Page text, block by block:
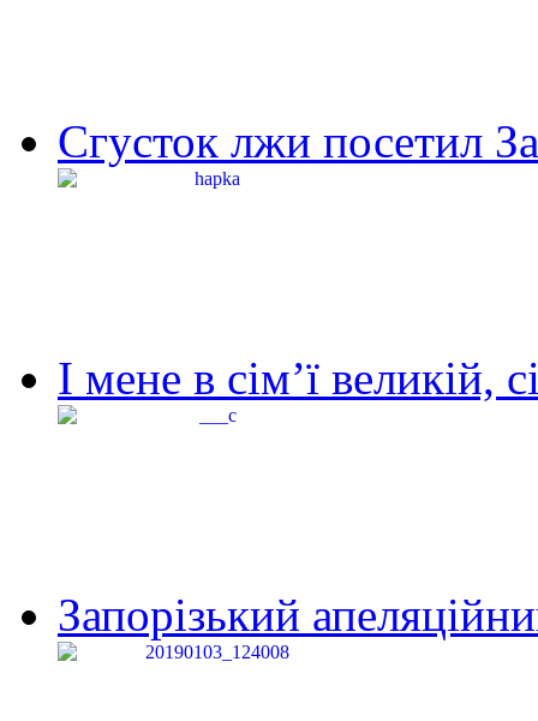
Сгусток лжи посетил
І мене в сім’ї великій,
Запорізький